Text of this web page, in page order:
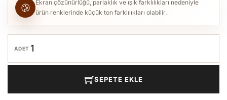
Ekran çözünürlüğü, parlaklık ve ışık farklılıkları nedeniyle
ürün renklerinde küçük ton farklılıkları olabilir.
ADET
SEPETE EKLE